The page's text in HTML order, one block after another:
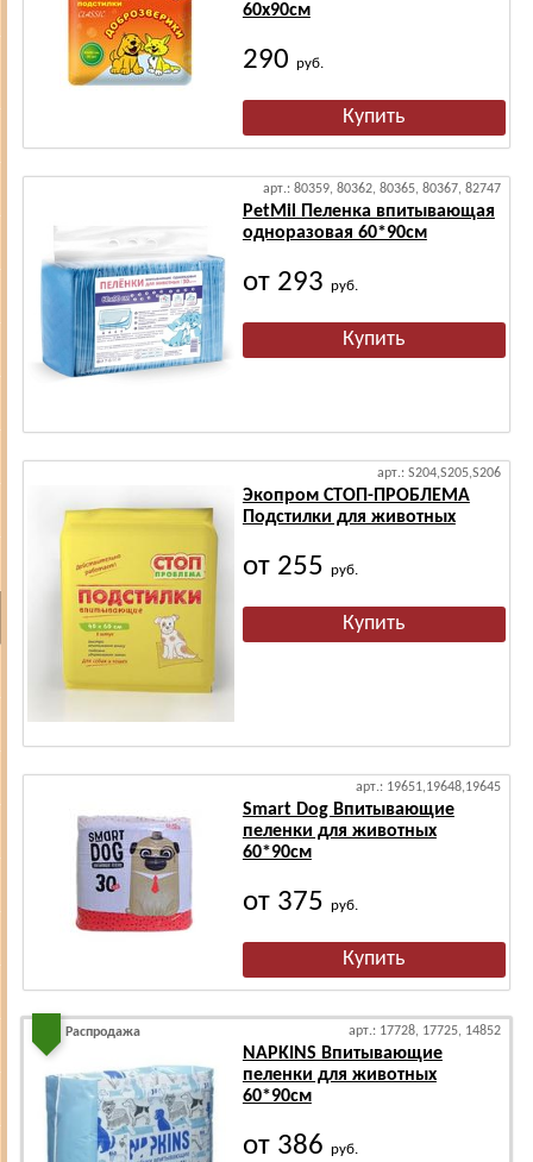
60х90см
290 руб.
арт.: 80359, 80362, 80365, 80367, 82747
PetMil Пеленка впитывающая
одноразовая 60*90см
от 293 руб.
арт.: S204,S205,S206
Экопром СТОП-ПРОБЛЕМА
Подстилки для животных
от 255 руб.
арт.: 19651,19648,19645
Smart Dog Впитывающие
пеленки для животных
60*90см
от 375 руб.
Распродажа арт.: 17728, 17725, 14852
NAPKINS Впитывающие
пеленки для животных
60*90см
от 386 руб.